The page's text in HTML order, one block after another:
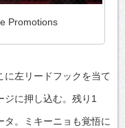
Promotions
に左リードフックを当て
ジに押し込む。残り1
。ミキーニョも覚悟に